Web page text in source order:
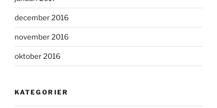
december 2016
november 2016
oktober 2016
KATEGORIER